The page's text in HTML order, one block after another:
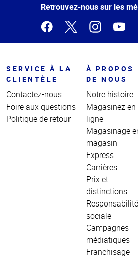
Retrouvez-nous sur les
SERVICE À LA
CLIENTÈLE
Contactez-nous
Foire aux questions
Politique de retour
À PROPOS
DE NOUS
Notre histoire
Magasinez en
ligne
Magasinage
magasin
Express
Carrières
Prix et
distinctions
Responsabilité
sociale
Campagnes
médiatiques
Franchisage